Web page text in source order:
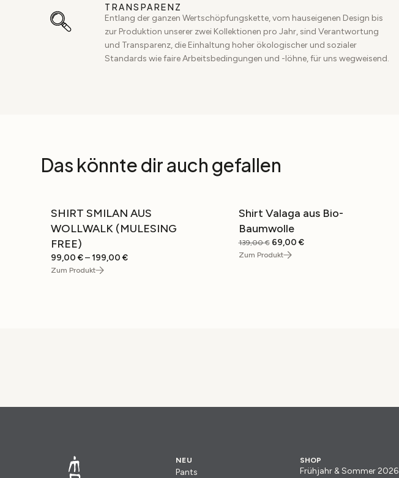
TRANSPARENZ
Entlang der ganzen Wertschöpfungskette, vom hauseigenen Design bis
zur Produktion unserer zwei Kollektionen pro Jahr, sind Verantwortung
und Transparenz, die Einhaltung hoher ökologischer und sozialer
Standards wie faire Arbeitsbedingungen und -löhne, für uns wegweisend.
Das könnte dir auch gefallen
SALE
SHIRT SMILAN AUS
WOLLWALK (MULESING
FREE)
99,00€–199,00€Preisspanne:
Zum Produkt
SALE
Shirt Valaga aus Bio-
Baumwolle
139,00€ Ursprünglicher
Preis
69,00 €Aktueller
Zum Produkt
NEU
Pants
SHOP
Frühjahr & Sommer 2026